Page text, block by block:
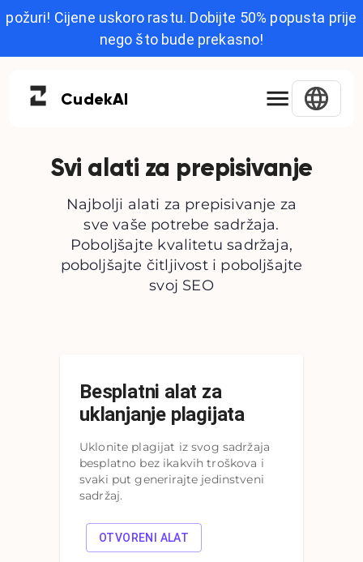
požuri! Cijene uskoro rastu. Dobijte 50% popusta prije
nego što bude prekasno!
CudekAI
Svi alati za prepisivanje
Najbolji alati za prepisivanje za
sve vaše potrebe sadržaja.
Poboljšajte kvalitetu sadržaja,
poboljšajte čitljivost i poboljšajte
svoj SEO
Besplatni alat za
uklanjanje plagijata
Uklonite plagijat iz svog sadržaja
besplatno bez ikakvih troškova i
svaki put generirajte jedinstveni
sadržaj.
OTVORENI ALAT